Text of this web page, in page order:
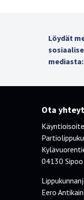
Löydät
mediasta:
Ota
04130 Sipoo
Eero